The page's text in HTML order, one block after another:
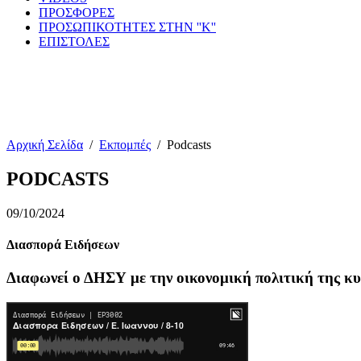
ΠΡΟΣΦΟΡΕΣ
ΠΡΟΣΩΠΙΚΟΤΗΤΕΣ ΣΤΗΝ ''Κ''
ΕΠΙΣΤΟΛΕΣ
Αρχική Σελίδα / Εκπομπές / Podcasts
PODCASTS
09/10/2024
Διασπορά Ειδήσεων
Διαφωνεί ο ΔΗΣΥ με την οικονομική πολιτική της